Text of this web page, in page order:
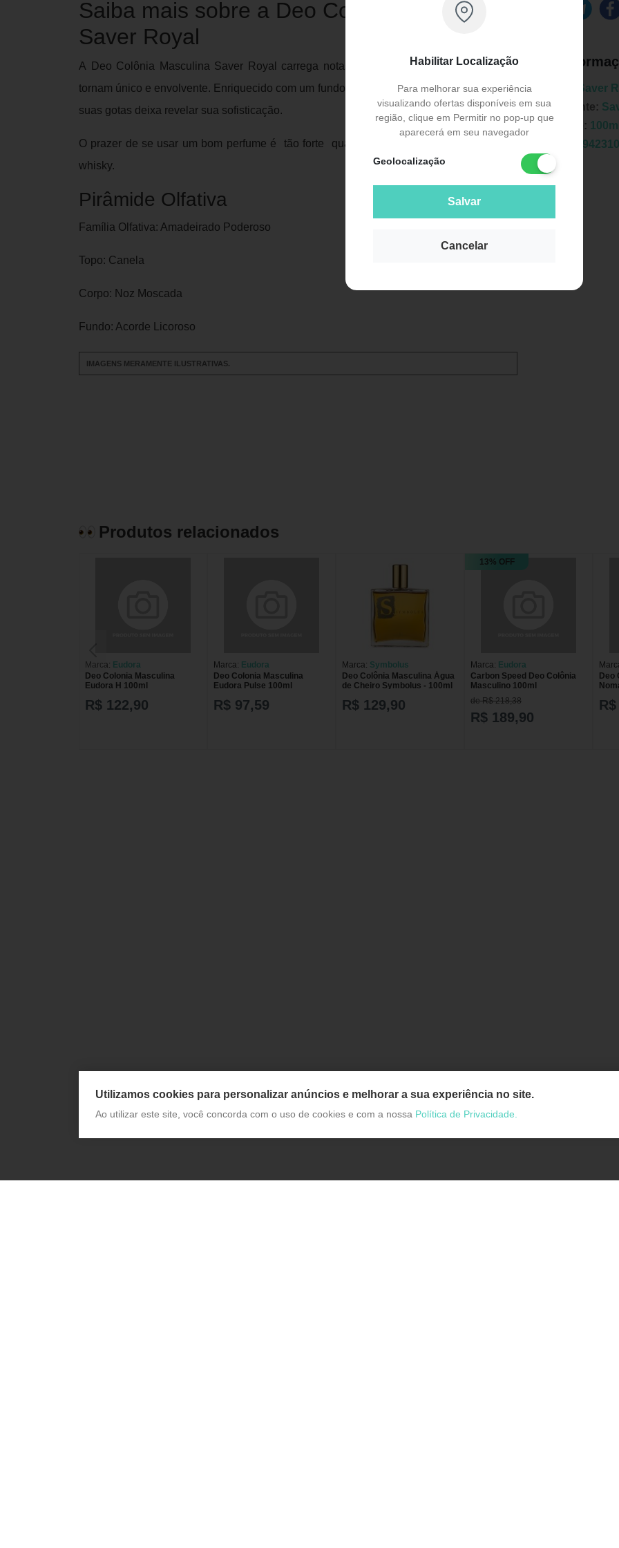
Habilitar Localização
Para melhorar sua experiência
visualizando ofertas disponíveis em sua
região, clique em Permitir no pop-up que
aparecerá em seu navegador
Geolocalização
Salvar
Cancelar
Saiba mais sobre a Deo Colônia Masculina
Saver Royal
A Deo Colônia Masculina Saver Royal carrega notas de madeira e especiarias que o
tornam único e envolvente. Enriquecido com um fundo ambarado e licoroso, cada uma de
suas gotas deixa revelar sua sofisticação.
O prazer de se usar um bom perfume é tão forte quanto o prazer de saborear um belo
whisky.
Pirâmide Olfativa
Família Olfativa: Amadeirado Poderoso
Topo: Canela
Corpo: Noz Moscada
Fundo: Acorde Licoroso
IMAGENS MERAMENTE ILUSTRATIVAS.
Saver
Fabricante:
Unidade: 100ml
Produtos relacionados
Marca: Eudora
Deo Colonia Masculina
Eudora H 100ml
R$ 122,90
Marca: Eudora
Deo Colonia Masculina
Eudora Pulse 100ml
R$ 97,59
Marca: Symbolus
Deo Colônia Masculina Água
de Cheiro Symbolus - 100ml
R$ 129,90
13% OFF
Marca: Eudora
Carbon Speed Deo Colônia
Masculino 100ml
de R$ 218,38
R$ 189,90
Deo
Utilizamos cookies para personalizar anúncios e melhorar a sua experiência no site.
Ao utilizar este site, você concorda com o uso de cookies e com a nossa Política de Privacidade.